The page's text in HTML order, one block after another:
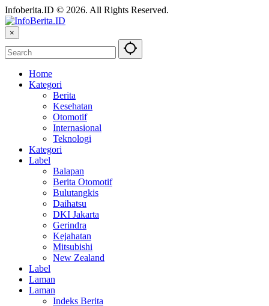
Infoberita.ID © 2026. All Rights Reserved.
×
Home
Kategori
Berita
Kesehatan
Otomotif
Internasional
Teknologi
Kategori
Label
Balapan
Berita Otomotif
Bulutangkis
Daihatsu
DKI Jakarta
Gerindra
Kejahatan
Mitsubishi
New Zealand
Label
Laman
Laman
Indeks Berita